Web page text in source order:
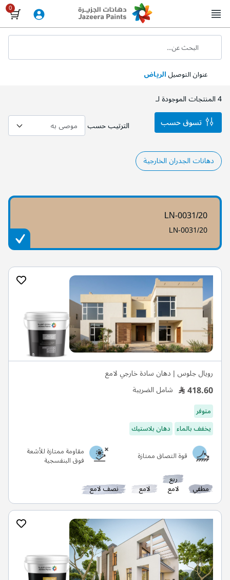
to
Content
عنوان التوصيلالرياض
البحث عن...
4المنتجات الموجودة لـ
الترتيب حسب
دهانات الجدران الخارجية
LN-0031/20
LN-0031/20
رويال جلوس | دهان سادة خارجي لامع
418.60 شامل الضريبة
متوفر
يخفف بالماء دهان بلاستيك
قوة التصاق ممتازة
مقاومة ممتازة للأشعة
فوق البنفسجية
مطفي
ربع
لامع لامع نصف لامع
تسوق حسب